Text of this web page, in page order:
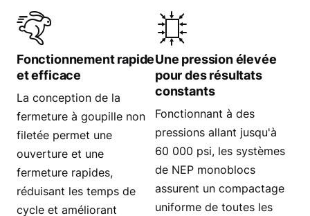
Fonctionnement rapide
et efficace
La conception de la
fermeture à goupille non
filetée permet une
ouverture et une
fermeture rapides,
réduisant les temps de
cycle et améliorant
Une pression élevée
pour des résultats
constants
Fonctionnant à des
pressions allant jusqu'à
60 000 psi, les systèmes
de NEP monoblocs
assurent un compactage
uniforme de toutes les